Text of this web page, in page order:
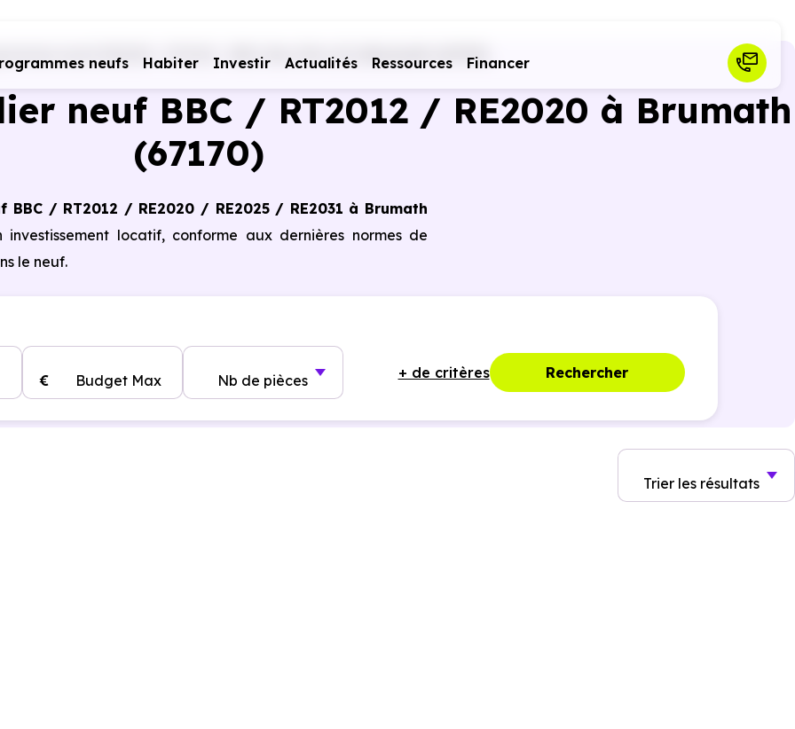
neufs Habiter Investir Actualités Ressources Financer
neufs RE2020 - RT2012 - BBC Bas-Rhin (67) Brumath (67170)
neuf BBC / RT2012 / RE2020 à Brumath
(67170)
BBC / RT2012 / RE2020 / RE2025 / RE2031 à Brumath
locatif, conforme aux dernières normes de
le neuf.
Budget Max
€ Nb de pièces + de critères Rechercher
Trier les résultats